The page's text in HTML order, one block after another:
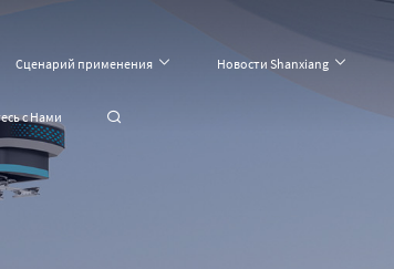
Сценарий применения Новости Shanxiang
с Нами